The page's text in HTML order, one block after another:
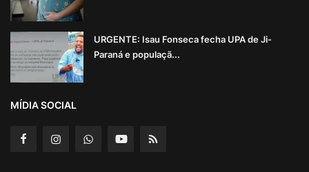
URGENTE: Isau Fonseca fecha UPA de Ji-
Paraná e populaçã...
MÍDIA SOCIAL